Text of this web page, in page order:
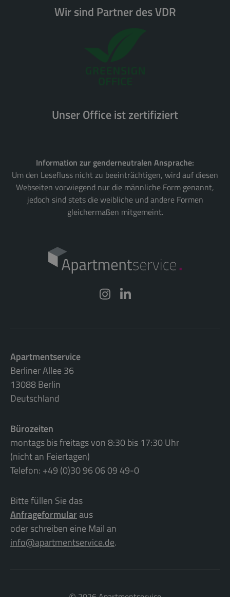
Wir sind Partner des VDR
Unser Office ist zertifiziert
Information zur genderneutralen Ansprache:
Um den Lesefluss nicht zu beeinträchtigen, wird auf diesen
Webseiten vorwiegend nur die männliche Form genannt,
jedoch sind stets die weibliche und andere Formen
gleichermaßen mitgemeint.
Apartmentservice
Berliner Allee 36
13088 Berlin
Deutschland
Bürozeiten
montags bis freitags von 8:30 bis 17:30 Uhr
(nicht an Feiertagen)
Telefon: +49 (0)30 96 06 09 49-0
Bitte füllen Sie das
Anfrageformularaus
oder schreiben eine Mail an
info@apartmentservice.de.